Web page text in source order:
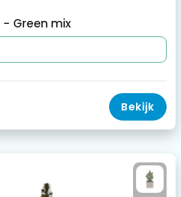
Green mix
Bekijk